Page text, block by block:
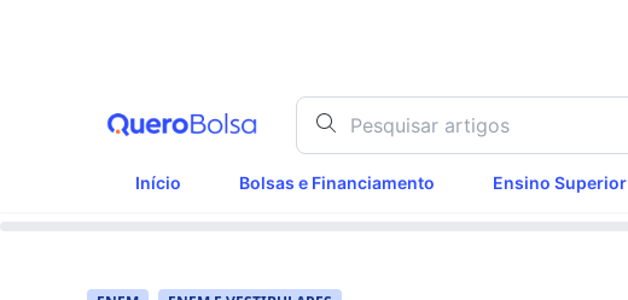
Início Bolsas e Financiamento Ensino Superior